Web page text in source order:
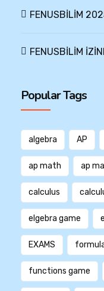
FENUSBİLİM
FENUSBİLİM
Popular Tags
algebra AP
ap math ap
calculus
elgebra game
EXAMS
functions game